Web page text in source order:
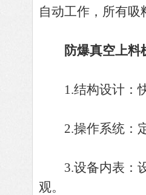
自动工作，所有
防爆真空上料
1.结构设计：快
2.操作系统：定
3.设备内表：设
观。